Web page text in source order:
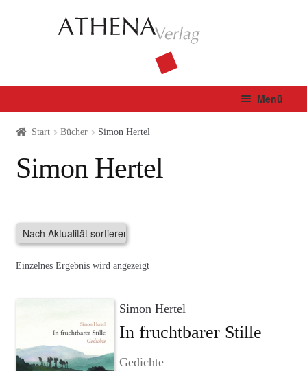
Menü
Verlag
Bücher
Agenturleistungen
Start Bücher Simon Hertel
Simon Hertel
Einzelnes Ergebnis wird angezeigt
Simon Hertel
In fruchtbarer Stille
Gedichte